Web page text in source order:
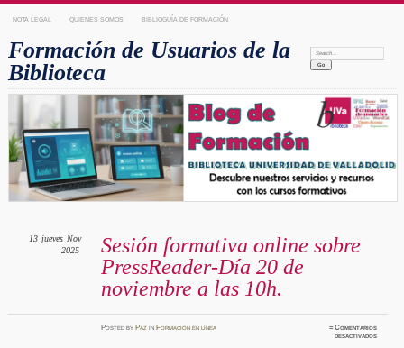
NOTA LEGAL QUIENES SOMOS BIBLIOGUÍA DE FORMACIÓN
Formación de Usuarios de la
Biblioteca
Search:
Sesión formativa online sobre
PressReader-Día 20 de
noviembre a las 10h.
13 jueves Nov
2025
PostedbyPaz inFormación en línea ≈Comentarios
desactivadosen